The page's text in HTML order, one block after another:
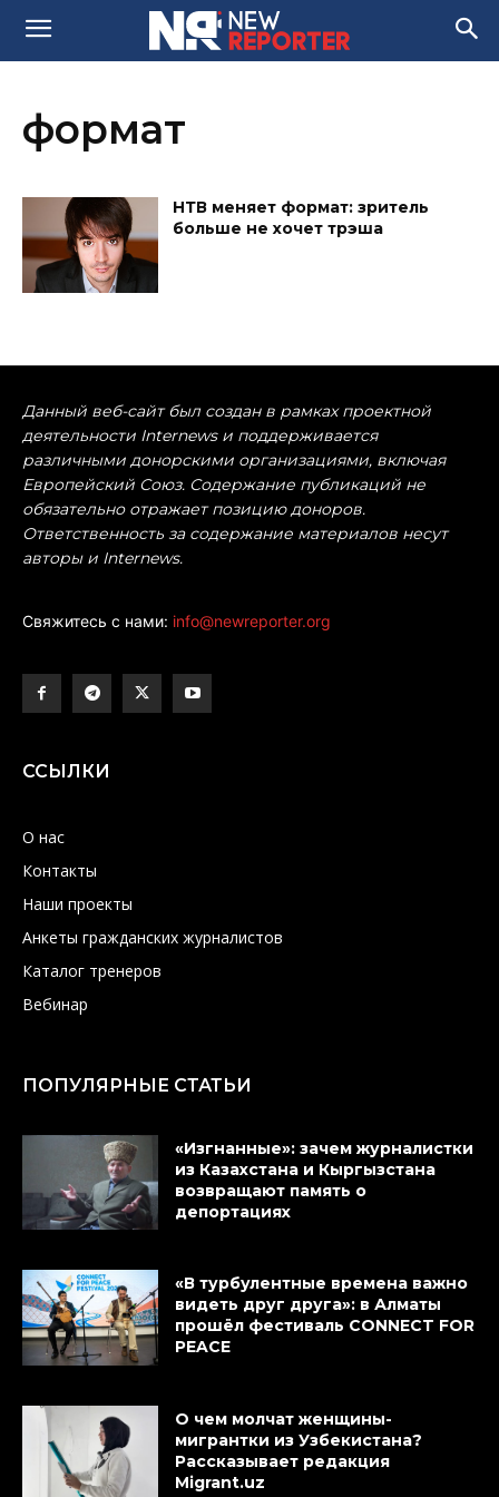
формат
НТВ меняет формат: зритель
больше не хочет трэша
Данный веб-сайт был создан в рамках проектной
деятельности Internews и поддерживается
различными донорскими организациями, включая
Европейский Союз. Содержание публикаций не
обязательно отражает позицию доноров.
Ответственность за содержание материалов несут
авторы и Internews.
Свяжитесь с нами: info@newreporter.org
ССЫЛКИ
О нас
Контакты
Наши проекты
Анкеты гражданских журналистов
Каталог тренеров
Вебинар
ПОПУЛЯРНЫЕ СТАТЬИ
«Изгнанные»: зачем журналистки
из Казахстана и Кыргызстана
возвращают память о
депортациях
«В турбулентные времена важно
видеть друг друга»: в Алматы
прошёл фестиваль CONNECT FOR
PEACE
О чем молчат женщины-
мигрантки из Узбекистана?
Рассказывает редакция
Migrant.uz